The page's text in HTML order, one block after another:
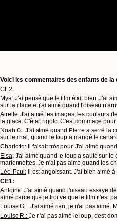
Voici les commentaires des enfants de la
CE2:
Mya: J'ai pensé que le film était bien. J'ai
sur la glace et j'ai aimé quand l'oiseau
Airelle: J'ai aimé les images, les couleurs
la glace. C'était rigolo. C'est dommage pour
Noah G.: J'ai aimé quand Pierre a serré la
sur le chat, quand le loup a mangé le
Charlotte: Il faisait très peur. J'ai aimé
Elsa: J'ai aimé quand le loup a sauté sur
marionnettes. Je n'ai pas aimé quand les
Léo-Paul: Il est angoissant. J'ai bien aimé
CE1:
Antoine: J'ai aimé quand l'oiseau essaye
aimé parce que je trouve que le film n'est
Louise G.: J'ai aimé rien, je n'ai pas aimé.
Louise R.:Je n'ai pas aimé le loup, c'est